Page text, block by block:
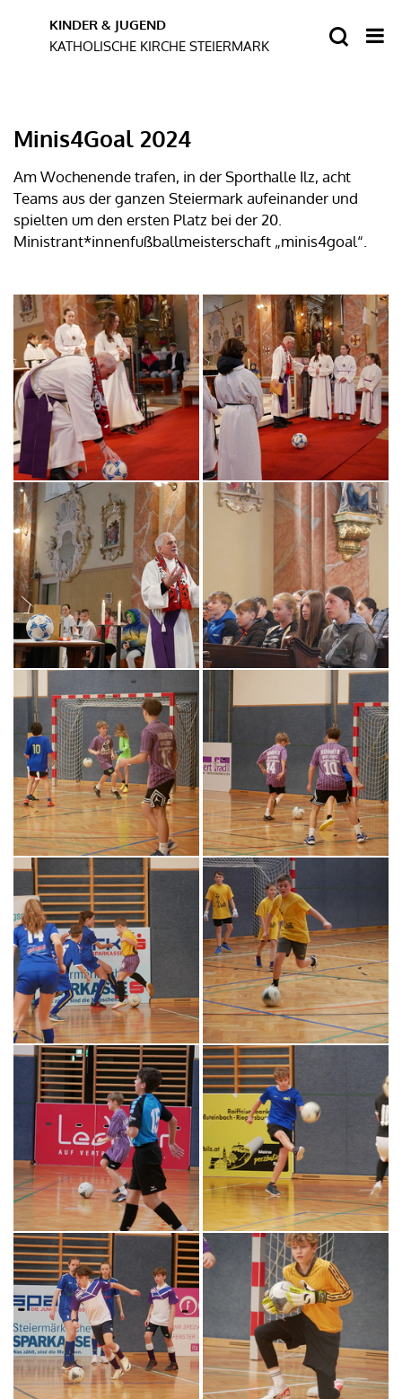
Minis4Goal 2024
Am Wochenende trafen, in der Sporthalle Ilz, acht
Teams aus der ganzen Steiermark aufeinander und
spielten um den ersten Platz bei der 20.
Ministrant*innenfußballmeisterschaft „minis4goal“.